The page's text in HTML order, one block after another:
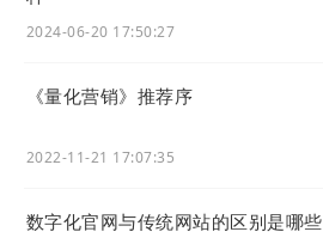
2024-06-20 17:50:27
《量化营销》推荐序
2022-11-21 17:07:35
数字化官网与传统网站的区别是哪些